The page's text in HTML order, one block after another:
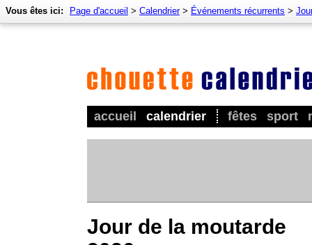
accueil calendrier fêtes sport
Vous êtes ici: Page d'accueil > Calendrier> Événements récurrents >
Jour de la moutarde